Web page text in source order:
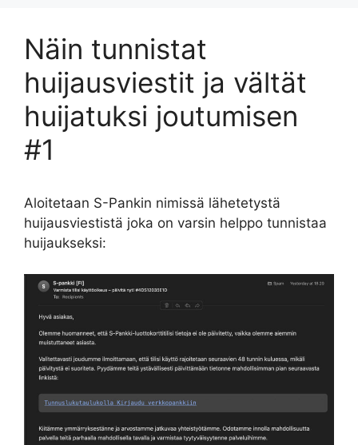
Näin tunnistat
huijausviestit ja vältät
huijatuksi joutumisen
#1
Aloitetaan S-Pankin nimissä lähetetystä
huijausviestistä joka on varsin helppo tunnistaa
huijaukseksi: